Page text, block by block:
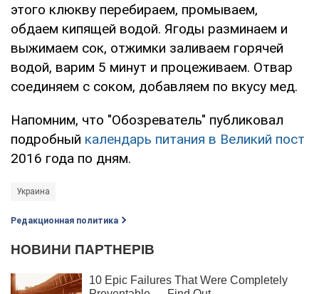
этого клюкву перебираем, промываем,
обдаем кипящей водой. Ягоды разминаем и
выжимаем сок, отжимки заливаем горячей
водой, варим 5 минут и процеживаем. Отвар
соединяем с соком, добавляем по вкусу мед.
Напомним, что "Обозреватель" публиковал
подробный календарь питания в Великий пост
2016 года по дням.
Украина
Редакционная политика